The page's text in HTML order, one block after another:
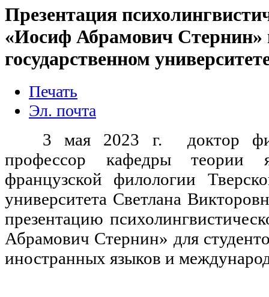
Презентация
«Иосиф Абрамович Стернин»
государственном
Печать
Эл. почта
3 мая 2023 г. доктор
профессор кафедры теории
французской филологии
университета Светлана
презентацию
Абрамович Стернин» для
иностранных языков и